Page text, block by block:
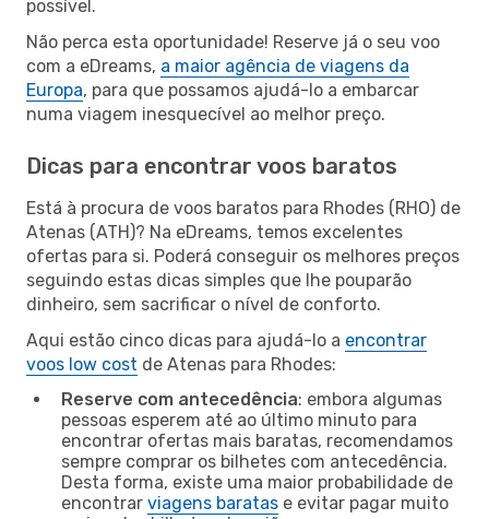
possível.
Não perca esta oportunidade! Reserve já o seu voo
com a eDreams, a maior agência de viagens da
Europa, para que possamos ajudá-lo a embarcar
numa viagem inesquecível ao melhor preço.
Dicas para encontrar voos baratos
Está à procura de voos baratos para Rhodes (RHO) de
Atenas (ATH)? Na eDreams, temos excelentes
ofertas para si. Poderá conseguir os melhores preços
seguindo estas dicas simples que lhe pouparão
dinheiro, sem sacrificar o nível de conforto.
Aqui estão cinco dicas para ajudá-lo a encontrar
voos low cost de Atenas para Rhodes:
Reserve com antecedência: embora algumas
pessoas esperem até ao último minuto para
encontrar ofertas mais baratas, recomendamos
sempre comprar os bilhetes com antecedência.
Desta forma, existe uma maior probabilidade de
encontrar viagens baratas e evitar pagar muito